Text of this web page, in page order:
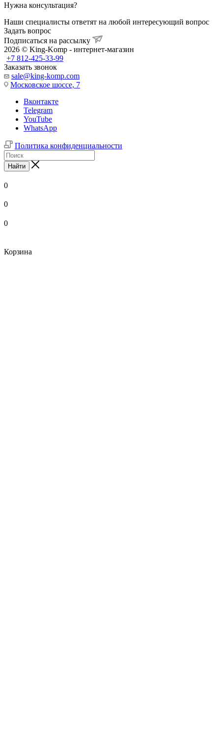
Нужна консультация?
Наши специалисты ответят на любой интересующий вопрос
Задать вопрос
Подписаться на рассылку
2026 © King-Komp - интернет-магазин
+7 812-425-33-99
Заказать звонок
sale@king-komp.com
Московское шоссе, 7
Вконтакте
Telegram
YouTube
WhatsApp
Политика конфиденциальности
Найти
0
0
0
Корзина